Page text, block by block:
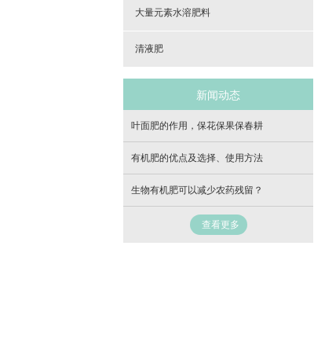
大量元素水溶肥料
清液肥
新闻动态
叶面肥的作用，保花保果保春耕
有机肥的优点及选择、使用方法
生物有机肥可以减少农药残留？
查看更多